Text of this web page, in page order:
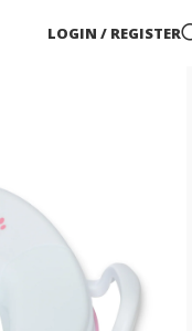
LOGIN / REGISTER